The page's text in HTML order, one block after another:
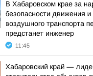
В Хабаровском крае за
безопасности движения и
воздушного транспорта
предстанет инженер
11:45
Хабаровский край —